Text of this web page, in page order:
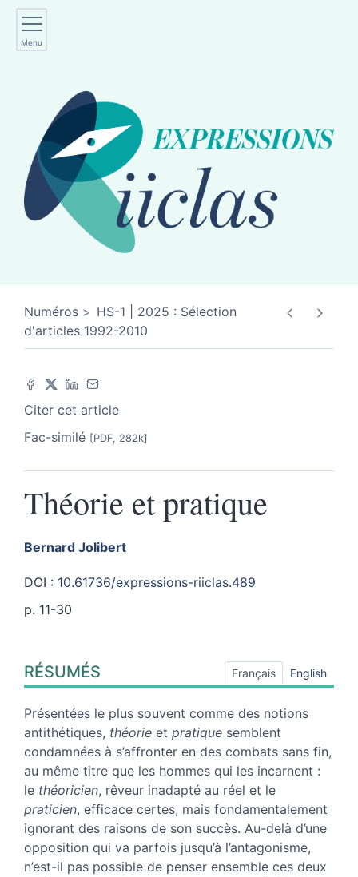
Menu
Numéros
HS-1 | 2025 : Sélection
d'articles 1992-2010
Citer cet article
Fac-similé [PDF, 282k]
Théorie et pratique
Bernard Jolibert
DOI : 10.61736/expressions-riiclas.489
p. 11-30
Index
Plan
Texte
Notes
Citer cet article
Auteur
RÉSUMÉS Français English
Présentées le plus souvent comme des notions
antithétiques, théorie et pratique semblent
condamnées à s’affronter en des combats sans fin,
au même titre que les hommes qui les incarnent :
le théoricien, rêveur inadapté au réel et le
praticien, efficace certes, mais fondamentalement
ignorant des raisons de son succès. Au-delà d’une
opposition qui va parfois jusqu’à l’antagonisme,
n’est-il pas possible de penser ensemble ces deux